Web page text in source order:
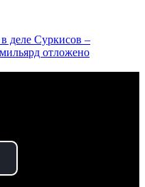
деле Суркисов –
отложено